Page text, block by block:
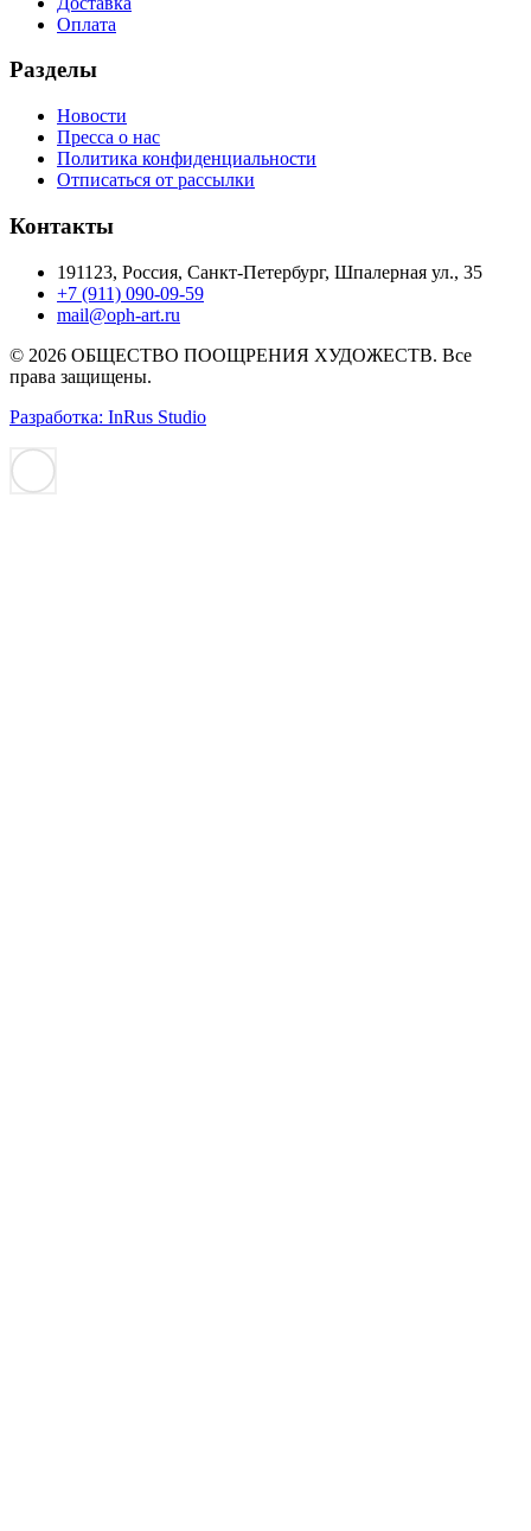
Оплата
Разделы
Новости
Пресса о нас
Политика конфиденциальности
Отписаться от рассылки
Контакты
191123, Россия, Санкт-Петербург, Шпалерная ул., 35
+7 (911) 090-09-59
mail@oph-art.ru
© 2026 ОБЩЕСТВО ПООЩРЕНИЯ ХУДОЖЕСТВ. Все
права защищены.
Разработка: InRus Studio